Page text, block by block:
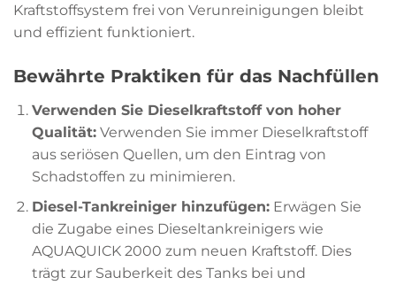
Kraftstoffsystem frei von Verunreinigungen bleibt
und effizient funktioniert.
Bewährte Praktiken für das Nachfüllen
Verwenden Sie Dieselkraftstoff von hoher
Qualität:Verwenden Sie immer Dieselkraftstoff
aus seriösen Quellen, um den Eintrag von
Schadstoffen zu minimieren.
Diesel-Tankreiniger hinzufügen:Erwägen Sie
die Zugabe eines Dieseltankreinigers wie
AQUAQUICK 2000 zum neuen Kraftstoff. Dies
trägt zur Sauberkeit des Tanks bei und